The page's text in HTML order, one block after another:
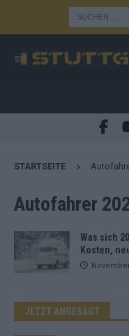
STARTSEITE
Autofahrer
Was sich
Kosten,
JETZT ANGESAGT